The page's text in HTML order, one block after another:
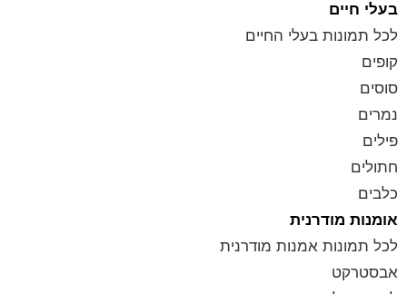
בעלי חיים
לכל תמונות בעלי החיים
קופים
סוסים
נמרים
פילים
חתולים
כלבים
אומנות מודרנית
לכל תמונות אמנות מודרנית
אבסטרקט